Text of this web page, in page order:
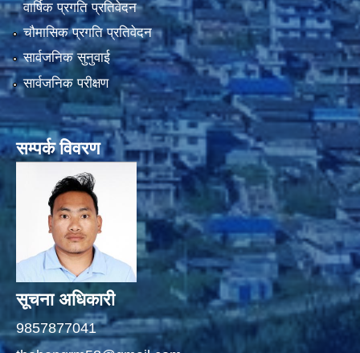
वार्षिक प्रगति प्रतिवेदन
चौमासिक प्रगति प्रतिवेदन
सार्वजनिक सुनुवाई
सार्वजनिक परीक्षण
सम्पर्क विवरण
सूचना अधिकारी
9857877041